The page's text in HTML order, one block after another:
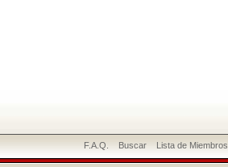
F.A.Q. Buscar Lista de Miembros